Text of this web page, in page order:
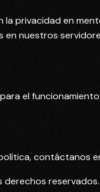
la privacidad en
en nuestros
el
contáctanos
derechos reservados.